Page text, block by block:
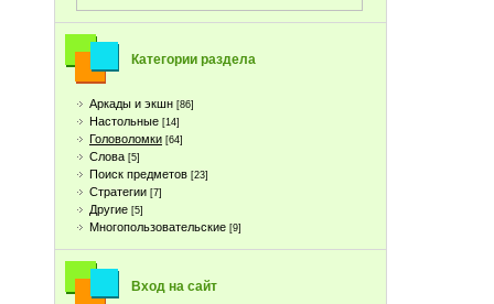
Категории раздела
Аркады и экшн [86]
Настольные [14]
Головоломки [64]
Слова [5]
Поиск предметов [23]
Стратегии [7]
Другие [5]
Многопользовательские [9]
Вход на сайт